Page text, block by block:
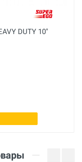
DUTY 10"